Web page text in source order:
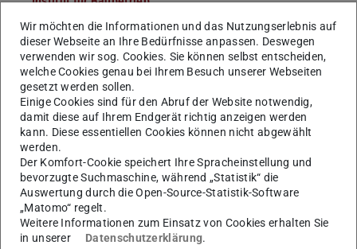
Institut für Geodäsie
FG Fernerkundung und Bildanalyse
FG Geodätische Messsysteme und Sensorik
FG Landmanagement
FG Physikalische Geodäsie und Satellitengeodäsie
Institut für Geotechnik
FG Geotechnik
FG Geotechnik wasserbaulicher Infrastruktur
Institut IWAR
Wir möchten die Informationen und das Nutzungserlebnis auf
dieser Webseite an Ihre Bedürfnisse anpassen. Deswegen
verwenden wir sog. Cookies. Sie können selbst entscheiden,
welche Cookies genau bei Ihrem Besuch unserer Webseiten
gesetzt werden sollen.
Einige Cookies sind für den Abruf der Website notwendig,
damit diese auf Ihrem Endgerät richtig anzeigen werden
kann. Diese essentiellen Cookies können nicht abgewählt
werden.
Der Komfort-Cookie speichert Ihre Spracheinstellung und
bevorzugte Suchmaschine, während „Statistik“ die
Auswertung durch die Open-Source-Statistik-Software
„Matomo“ regelt.
Weitere Informationen zum Einsatz von Cookies erhalten Sie
in unserer
Datenschutzerklärung.